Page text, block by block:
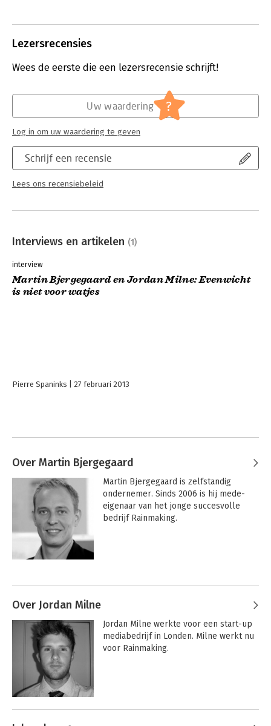
Lezersrecensies
Wees de eerste die een lezersrecensie schrijft!
Schrijf een recensie
Lees ons recensiebeleid
Uw waardering ?
Log in om uw waardering te geven
Interviews en artikelen (1)
interview
Martin Bjergegaard en Jordan Milne: Evenwicht
is niet voor watjes
Pierre Spaninks 27 februari 2013
Over Martin Bjergegaard
Martin Bjergegaard is zelfstandig
ondernemer. Sinds 2006 is hij mede-
eigenaar van het jonge succesvolle
bedrijf Rainmaking.
Over Jordan Milne
Jordan Milne werkte voor een start-up
mediabedrijf in Londen. Milne werkt nu
voor Rainmaking.